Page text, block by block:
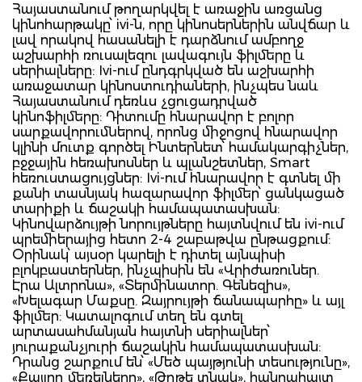
Հայաստանում թողարկվել է առաջին առցանց
կինոհարթակը՝ ivi-ն, որը կինոսերներին անվճար և
լավ որակով հասանելի է դարձնում ամբողջ
աշխարհի ռուսալեզու լավագույն ֆիլմերը և
սերիալները: Ivi-ում ընդգրկված են աշխարհի
առաջատար կինոստուդիաների, ինչպես նաև
Հայաստանում դեռևս չցուցադրված
կինոֆիլմերը: Դիտումը հնարավոր է բոլոր
սարքավորումներով, որոնց միջոցով հնարավոր
կլինի մուտք գործել Ինտերնետ՝ համակարգիչներ,
բջջային հեռախոսներ և պլանշետներ, Smart
հեռուստացույցներ: Ivi-ում հնարավոր է գտնել մի
քանի տասնյակ հազարավոր ֆիլմեր՝ ցանկացած
տարիքի և ճաշակի համապատասխան:
Կինովարձույթի նորույթները հայտնվում են ivi-ում
պրեմիերայից հետո 2-4 շաբաթվա ընթացքում:
Օրինակ՝ այսօր կարելի է դիտել այնպիսի
բլոկբաստերներ, ինչպիսին են «Վրիժառուներ.
Էրա Ալտրոնա», «Տերմինատոր. Գենեզիս»,
«Խելագար Մաքսը. Զայրույթի ճանապարհը» և այլ
ֆիլմեր: Կատալոգում տեղ են գտել
արտասահմանյան հայտնի սերիալներ՝
յուրաքանչյուրի ճաշակին համապատասխան:
Դրանց շարքում են՝ «Մեծ պայթյունի տեսությունը»,
«Քայլող մեռելները», «Թղթե տնակ», հանրահայտ